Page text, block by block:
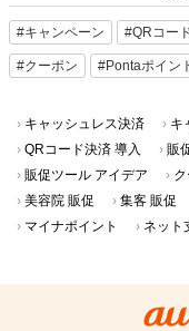
#キャンペーン #QRコー
#クーポン #Pontaポイン
キャッシュレス決済 キ
QRコード決済 導入
販
販促ツール アイデア
美容院 販促
集客 販促
マイナポイント
ネット